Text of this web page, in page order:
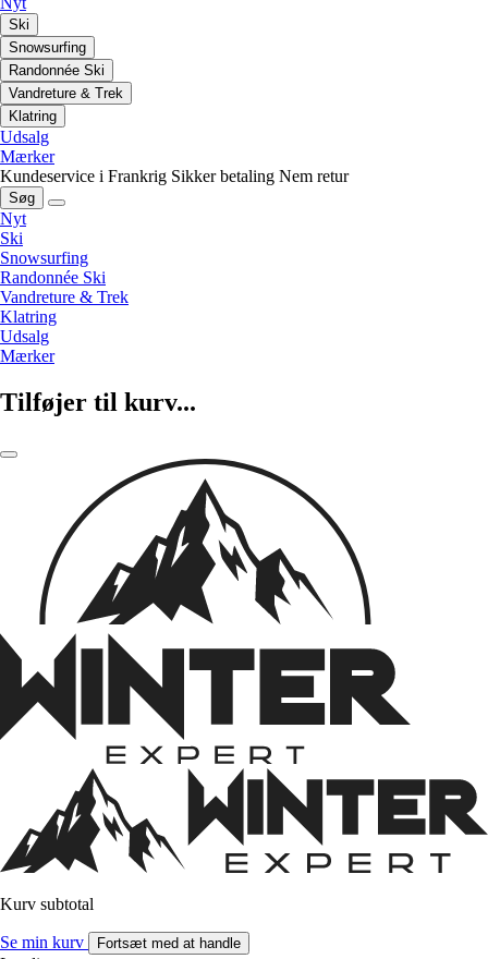
Ski
Snowsurfing
Randonnée Ski
Vandreture & Trek
Klatring
Udsalg
Mærker
Kundeservice i Frankrig Sikker betaling Nem retur
Søg
Nyt
Ski
Snowsurfing
Randonnée Ski
Vandreture & Trek
Klatring
Udsalg
Mærker
Tilføjer til kurv...
Kurv subtotal
Se min kurv Fortsæt med at handle